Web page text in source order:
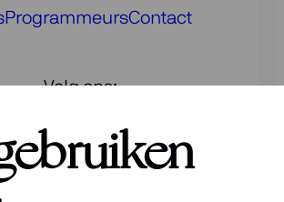
ProgrammeursContact
Volg ons: